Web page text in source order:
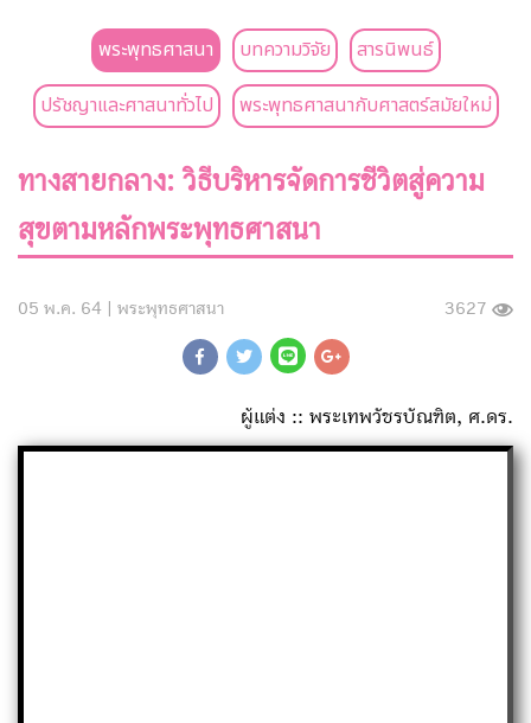
พระพุทธศาสนา บทความวิจัย
สารนิพนธ์
ปรัชญาและศาสนาทั่วไป
พระพุทธศาสนากับศาสตร์สมัยใหม่
ทางสายกลาง: วิธีบริหารจัดการชีวิตสู่ความ
สุขตามหลักพระพุทธศาสนา
05 พ.ค. 64 | พระพุทธศาสนา 3627
ผู้แต่ง :: พระเทพวัชรบัณฑิต, ศ.ดร.